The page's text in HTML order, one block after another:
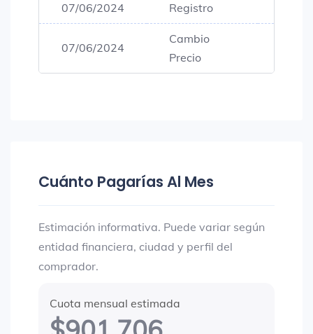
07/06/2024 Registro
07/06/2024
Cambio
Precio
Cuánto Pagarías Al Mes
Estimación informativa. Puede variar según
entidad financiera, ciudad y perfil del
comprador.
Cuota mensual estimada